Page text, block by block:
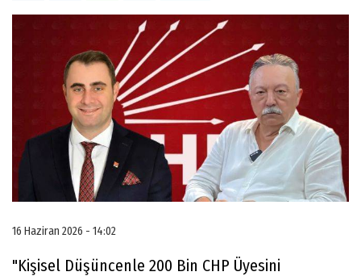
16 Haziran 2026 - 14:02
"Kişisel Düşüncenle 200 Bin CHP Üyesini